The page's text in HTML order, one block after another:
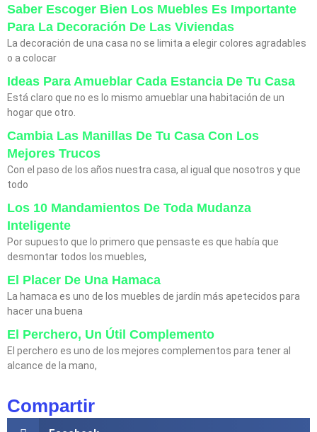
Saber Escoger Bien Los Muebles Es Importante
Para La Decoración De Las Viviendas
La decoración de una casa no se limita a elegir colores agradables
o a colocar
Ideas Para Amueblar Cada Estancia De Tu Casa
Está claro que no es lo mismo amueblar una habitación de un
hogar que otro.
Cambia Las Manillas De Tu Casa Con Los
Mejores Trucos
Con el paso de los años nuestra casa, al igual que nosotros y que
todo
Los 10 Mandamientos De Toda Mudanza
Inteligente
Por supuesto que lo primero que pensaste es que había que
desmontar todos los muebles,
El Placer De Una Hamaca
La hamaca es uno de los muebles de jardín más apetecidos para
hacer una buena
El Perchero, Un Útil Complemento
El perchero es uno de los mejores complementos para tener al
alcance de la mano,
Compartir